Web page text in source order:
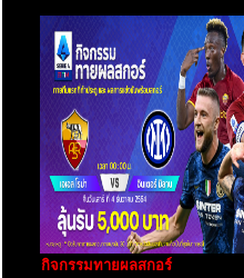
กิจกรรมทายผลสกอร์